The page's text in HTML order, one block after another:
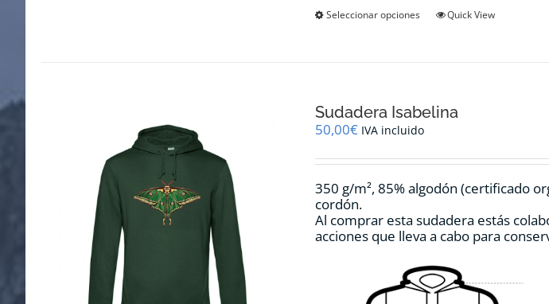
Seleccionar opciones
Este
opciones
elegir
la
de
producto
Quick View
Sudadera Isabelina
50,00€ IVA incluido
350 g/m², 85% algodón (certificado
cordón.
Al comprar esta sudadera estás
acciones que lleva a cabo para